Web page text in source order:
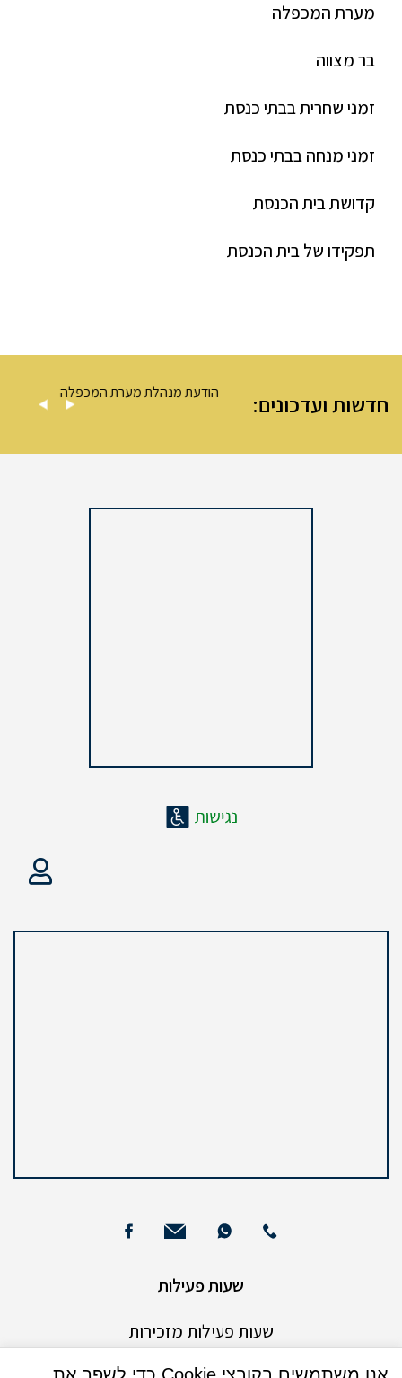
מערת המכפלה
בר מצווה
זמני שחרית בבתי כנסת
זמני מנחה בבתי כנסת
קדושת בית הכנסת
תפקידו של בית הכנסת
חדשות ועדכונים: הודעת מנהלת מערת המכפלה
שעות פעילות
שעות פעילות מזכירות